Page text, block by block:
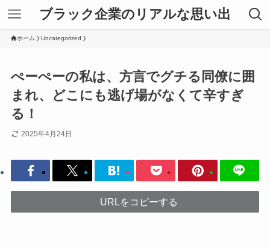
ブラック企業のリアルな思い出
ホーム Uncategorized
ぺーぺーの私は、方言でグチる同僚に囲
まれ、どこにも逃げ場がなくて辛すぎ
る！
2025年4月24日
URLをコピーする